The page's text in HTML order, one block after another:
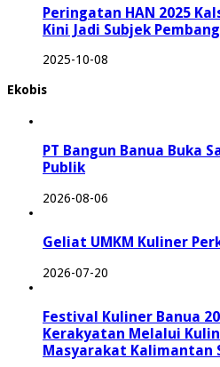
Peringatan HAN 2025
Kini Jadi Subjek
2025-10-08
Ekobis
PT Bangun Banua Buka
Publik
2026-08-06
Geliat UMKM Kuliner
2026-07-20
Festival Kuliner Banua
Kerakyatan Melalui
Masyarakat Kalimantan